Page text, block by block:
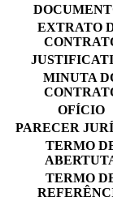
EXTRATO
MINUTA
OFÍCIO
PARECER
TERMO
TERMO